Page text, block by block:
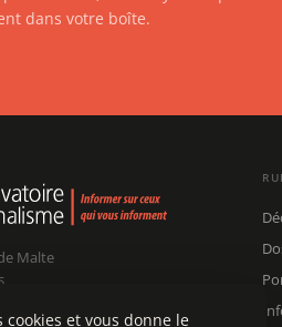
dans votre boîte.
Malte
cookies et vous donne le